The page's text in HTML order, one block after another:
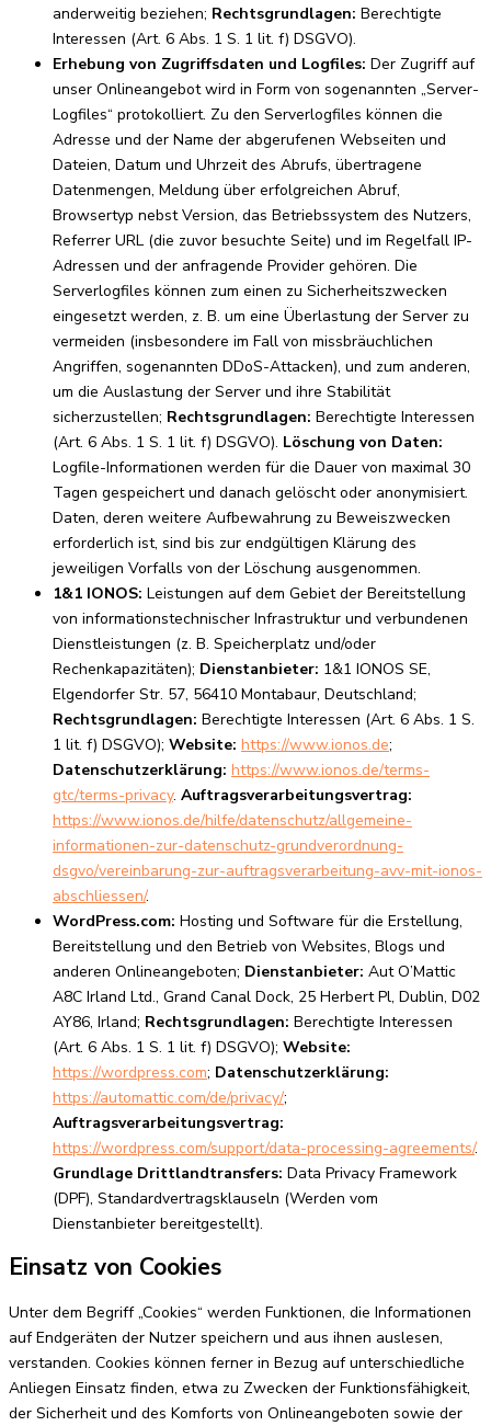
anderweitig beziehen; Rechtsgrundlagen: Berechtigte
Interessen (Art. 6 Abs. 1 S. 1 lit. f) DSGVO).
Erhebung von Zugriffsdaten und Logfiles: Der Zugriff auf
unser Onlineangebot wird in Form von sogenannten „Server-
Logfiles“ protokolliert. Zu den Serverlogfiles können die
Adresse und der Name der abgerufenen Webseiten und
Dateien, Datum und Uhrzeit des Abrufs, übertragene
Datenmengen, Meldung über erfolgreichen Abruf,
Browsertyp nebst Version, das Betriebssystem des Nutzers,
Referrer URL (die zuvor besuchte Seite) und im Regelfall IP-
Adressen und der anfragende Provider gehören. Die
Serverlogfiles können zum einen zu Sicherheitszwecken
eingesetzt werden, z. B. um eine Überlastung der Server zu
vermeiden (insbesondere im Fall von missbräuchlichen
Angriffen, sogenannten DDoS-Attacken), und zum anderen,
um die Auslastung der Server und ihre Stabilität
sicherzustellen; Rechtsgrundlagen: Berechtigte Interessen
(Art. 6 Abs. 1 S. 1 lit. f) DSGVO). Löschung von Daten:
Logfile-Informationen werden für die Dauer von maximal 30
Tagen gespeichert und danach gelöscht oder anonymisiert.
Daten, deren weitere Aufbewahrung zu Beweiszwecken
erforderlich ist, sind bis zur endgültigen Klärung des
jeweiligen Vorfalls von der Löschung ausgenommen.
1&1 IONOS: Leistungen auf dem Gebiet der Bereitstellung
von informationstechnischer Infrastruktur und verbundenen
Dienstleistungen (z. B. Speicherplatz und/oder
Rechenkapazitäten); Dienstanbieter: 1&1 IONOS SE,
Elgendorfer Str. 57, 56410 Montabaur, Deutschland;
Rechtsgrundlagen: Berechtigte Interessen (Art. 6 Abs. 1 S.
1 lit. f) DSGVO); Website: https://www.ionos.de;
Datenschutzerklärung: https://www.ionos.de/terms-
gtc/terms-privacy. Auftragsverarbeitungsvertrag:
https://www.ionos.de/hilfe/datenschutz/allgemeine-
informationen-zur-datenschutz-grundverordnung-
dsgvo/vereinbarung-zur-auftragsverarbeitung-avv-mit-ionos-
abschliessen/.
WordPress.com: Hosting und Software für die Erstellung,
Bereitstellung und den Betrieb von Websites, Blogs und
anderen Onlineangeboten; Dienstanbieter: Aut O’Mattic
A8C Irland Ltd., Grand Canal Dock, 25 Herbert Pl, Dublin, D02
AY86, Irland; Rechtsgrundlagen: Berechtigte Interessen
(Art. 6 Abs. 1 S. 1 lit. f) DSGVO); Website:
https://wordpress.com; Datenschutzerklärung:
https://automattic.com/de/privacy/;
Auftragsverarbeitungsvertrag:
https://wordpress.com/support/data-processing-agreements/.
Grundlage Drittlandtransfers: Data Privacy Framework
(DPF), Standardvertragsklauseln (Werden vom
Dienstanbieter bereitgestellt).
Einsatz von Cookies
Unter dem Begriff „Cookies“ werden Funktionen, die Informationen
auf Endgeräten der Nutzer speichern und aus ihnen auslesen,
verstanden. Cookies können ferner in Bezug auf unterschiedliche
Anliegen Einsatz finden, etwa zu Zwecken der Funktionsfähigkeit,
der Sicherheit und des Komforts von Onlineangeboten sowie der